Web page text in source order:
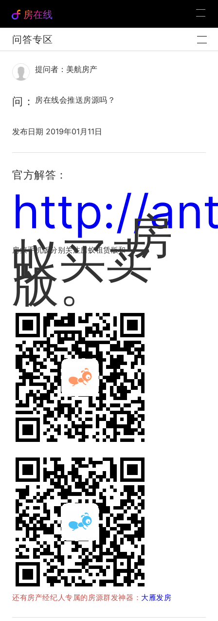
房在线
问答专区
提问者：美航房产
问： 房在线会推送房源吗？
发布日期 2019年01月11日
官方解答：
经纪人专属的房源推送软件建议使用房蚁，下载地址：
房蚁电脑版下载：
http://
房蚁手机版分别关注房蚁租赁版和房
蚁买卖
版。
还有房产经纪人专属的房源群发神器： 大雁发房